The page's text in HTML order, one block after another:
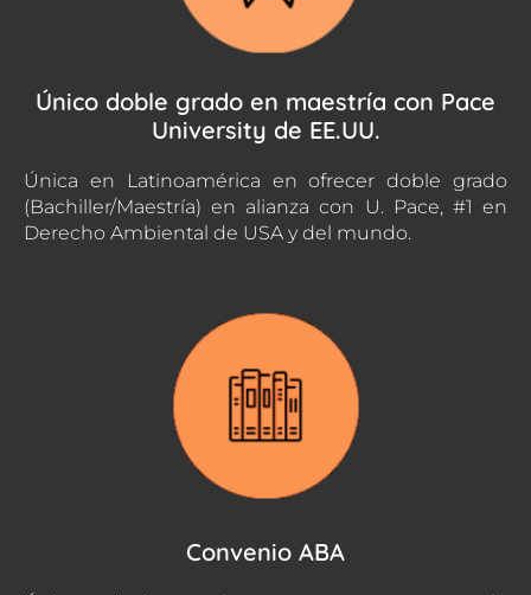
Único doble grado en maestría con Pace
University de EE.UU.
Única en Latinoamérica en ofrecer doble grado
(Bachiller/Maestría) en alianza con U. Pace, #1 en
Derecho Ambiental de USA y del mundo.
Convenio ABA